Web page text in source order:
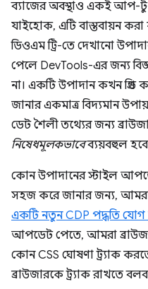
ব্যাজের অবস্থাও একই আপ-
যাইহোক, এটি বাস্তবায়ন
ডিওএম ট্রি-তে দেখানো
পেলে DevTools-এর জন্য
না। একটি উপাদান কখন গ্রিড
জানার একমাত্র বিদ্যমান
ডেট শৈলী তথ্যের জন্য
নিষেধমূলকভাবেব্যয়বহুল
কোন উপাদানের স্টাইল
সহজ করে জানার জন্য,
একটি নতুন CDP পদ্ধতি যোগ
আপডেট পেতে, আমরা
কোন CSS ঘোষণা ট্র্যাক করতে
ব্রাউজারকে ট্র্যাক রাখতে